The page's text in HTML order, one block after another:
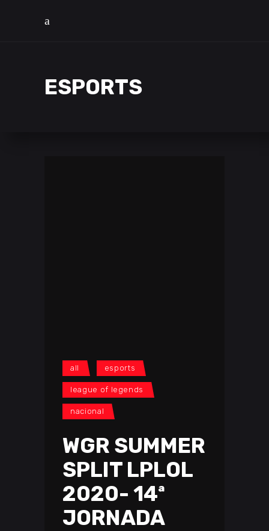
ESPORTS
all esports
league of legends
nacional
WGR SUMMER
SPLIT LPLOL
2020- 14ª
JORNADA